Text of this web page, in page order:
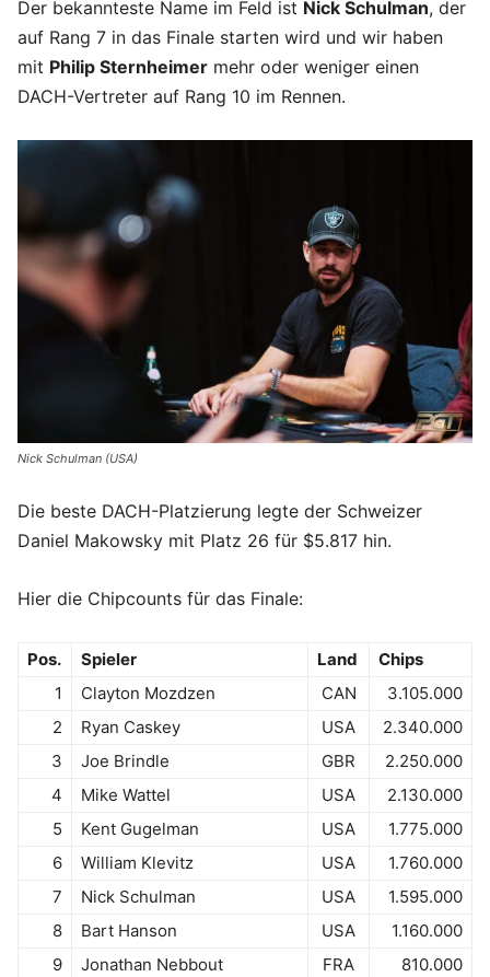
Der bekannteste Name im Feld ist Nick Schulman, der
auf Rang 7 in das Finale starten wird und wir haben
mit Philip Sternheimer mehr oder weniger einen
DACH-Vertreter auf Rang 10 im Rennen.
Nick Schulman (USA)
Die beste DACH-Platzierung legte der Schweizer
Daniel Makowsky mit Platz 26 für $5.817 hin.
Hier die Chipcounts für das Finale:
Pos. Spieler Land
Chips
1
Clayton Mozdzen CAN
3.105.000
2
Ryan Caskey USA
2.340.000
3
Joe Brindle GBR
2.250.000
4
Mike Wattel USA
2.130.000
5
Kent Gugelman USA
1.775.000
6
William Klevitz USA
1.760.000
7
Nick Schulman USA
1.595.000
8
Bart Hanson USA
1.160.000
9
Jonathan Nebbout FRA
810.000